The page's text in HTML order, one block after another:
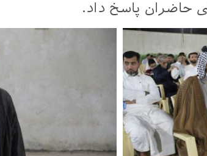
حاضران پاسخ داد.